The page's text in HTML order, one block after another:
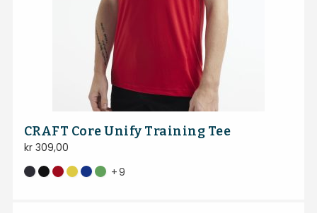
CRAFT Core Unify Training Tee
kr309,00
+9